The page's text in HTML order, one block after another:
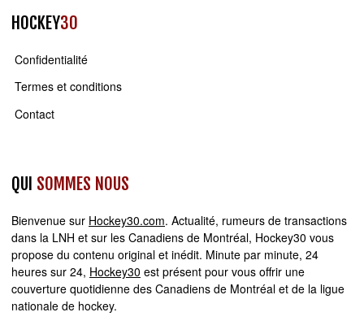
HOCKEY30
Confidentialité
Termes et conditions
Contact
QUI SOMMES NOUS
Bienvenue sur Hockey30.com. Actualité, rumeurs de transactions
dans la LNH et sur les Canadiens de Montréal, Hockey30 vous
propose du contenu original et inédit. Minute par minute, 24
heures sur 24, Hockey30 est présent pour vous offrir une
couverture quotidienne des Canadiens de Montréal et de la ligue
nationale de hockey.